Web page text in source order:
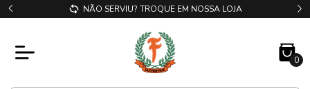
NÃO SERVIU? TROQUE EM NOSSA LOJA
0